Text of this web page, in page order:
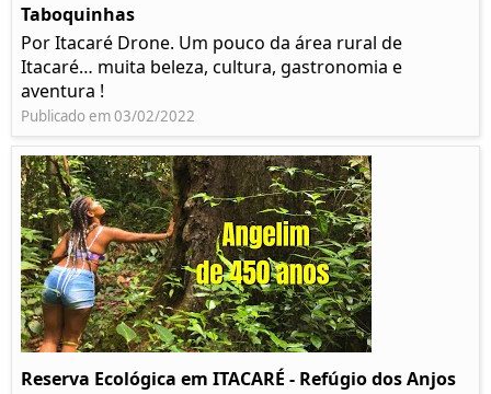
Taboquinhas
Por Itacaré Drone. Um pouco da área rural de
Itacaré… muita beleza, cultura, gastronomia e
aventura !
Publicado em 03/02/2022
Reserva Ecológica em ITACARÉ - Refúgio dos Anjos